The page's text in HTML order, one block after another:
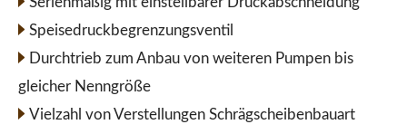
Speisedruckbegrenzungsventil
Durchtrieb zum Anbau von weiteren Pumpen bis
gleicher Nenngröße
Vielzahl von Verstellungen Schrägscheibenbauart